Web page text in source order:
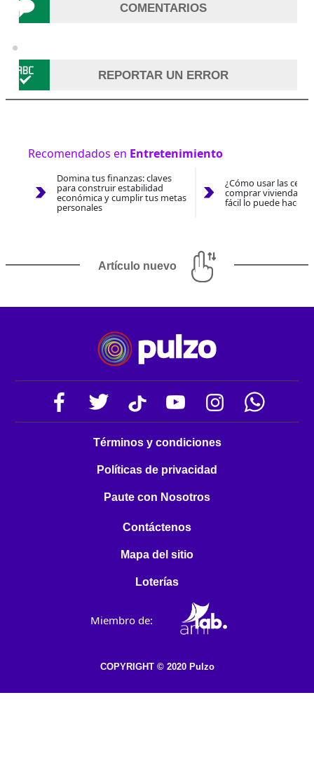
COMENTARIOS
REPORTAR UN ERROR
Recomendados en Entretenimiento
Domina tus finanzas: claves
para construir estabilidad
económica y cumplir tus metas
personales
¿Cómo usar las
comprar vivienda
fácil lo puede hacer
Artículo nuevo
Términos y condiciones
Políticas de privacidad
Paute con Nosotros
Contáctenos
Mapa del sitio
Loterías
Miembro de:
COPYRIGHT © 2020 Pulzo